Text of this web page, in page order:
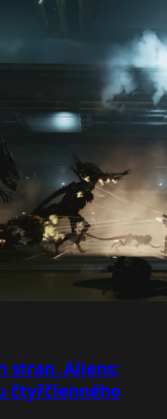
stran. Aliens:
čtyřčlenného